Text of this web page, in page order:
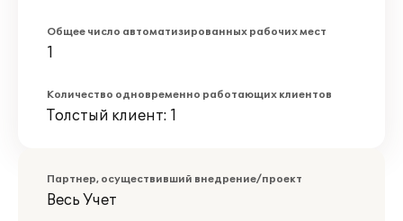
Общее число автоматизированных рабочих мест
1
Количество одновременно работающих клиентов
Толстый клиент: 1
Партнер, осуществивший внедрение/проект
Весь Учет